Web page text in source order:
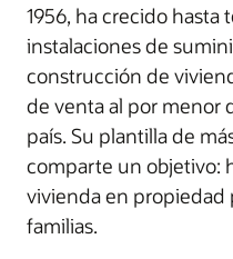
1956, ha crecido hasta
instalaciones de
construcción de
de venta al por menor
país. Su plantilla de
comparte un objetivo:
vivienda en propiedad
familias.